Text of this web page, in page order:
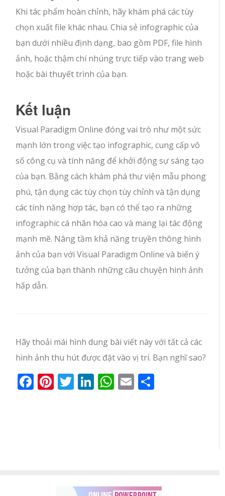
Khi tác phẩm hoàn chỉnh, hãy khám phá các tùy
chọn xuất file khác nhau. Chia sẻ infographic của
bạn dưới nhiều định dạng, bao gồm PDF, file hình
ảnh, hoặc thậm chí nhúng trực tiếp vào trang web
hoặc bài thuyết trình của bạn.
Kết luận
Visual Paradigm Online đóng vai trò như một sức
mạnh lớn trong việc tạo infographic, cung cấp vô
số công cụ và tính năng để khởi động sự sáng tạo
của bạn. Bằng cách khám phá thư viện mẫu phong
phú, tận dụng các tùy chọn tùy chỉnh và tận dụng
các tính năng hợp tác, bạn có thể tạo ra những
infographic cá nhân hóa cao và mang lại tác động
mạnh mẽ. Nâng tầm khả năng truyền thông hình
ảnh của bạn với Visual Paradigm Online và biến ý
tưởng của bạn thành những câu chuyện hình ảnh
hấp dẫn.
Hãy thoải mái hình dung bài viết này với tất cả các
hình ảnh thu hút được đặt vào vị trí. Bạn nghĩ sao?
Facebook
Pinterest
Twitter
LinkedIn
WhatsApp
Email